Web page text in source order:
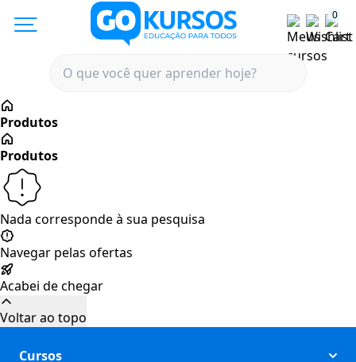
0
Nada corresponde à sua pesquisa
Navegar pelas ofertas
Acabei de chegar
Cursos